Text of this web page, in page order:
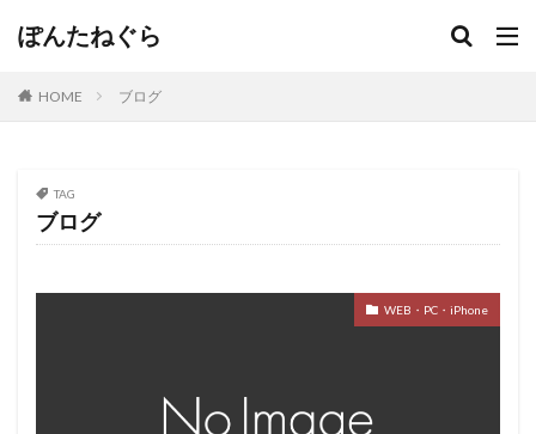
ぽんたねぐら
HOME ブログ
TAG
ブログ
WEB・PC・iPhone